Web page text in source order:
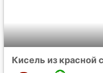
Кисель из красной